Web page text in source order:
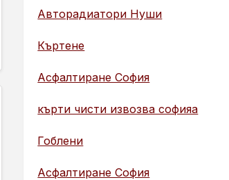
Авторадиатори Нуши
Къртене
Асфалтиране София
кърти чисти извозва софияа
Гоблени
Асфалтиране София